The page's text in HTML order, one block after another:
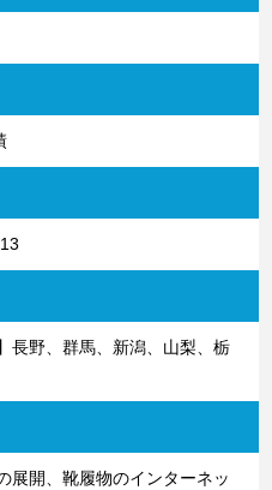
長野、群馬、新潟、山梨、栃
展開、靴履物のインターネッ